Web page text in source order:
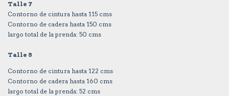
Talle 7
Contorno de cintura hasta 115 cms
Contorno de cadera hasta 150 cms
largo total de la prenda: 50 cms
Talle 8
Contorno de cintura hasta 122 cms
Contorno de cadera hasta 160 cms
largo total de la prenda: 52 cms